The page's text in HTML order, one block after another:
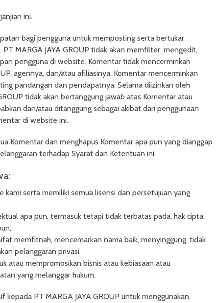
ini.
bagi pengguna untuk memposting serta bertukar
MARGA JAYA GROUP tidak akan memfilter, mengedit,
pengguna di website. Komentar tidak mencerminkan
agennya, dan/atau afiliasinya. Komentar mencerminkan
pandangan dan pendapatnya. Selama diizinkan oleh
tidak akan bertanggung jawab atas Komentar atau
dan/atau ditanggung sebagai akibat dari penggunaan
di website ini.
Komentar dan menghapus Komentar apa pun yang dianggap
terhadap Syarat dan Ketentuan ini.
serta memiliki semua lisensi dan persetujuan yang
apa pun, termasuk tetapi tidak terbatas pada, hak cipta,
memfitnah, mencemarkan nama baik, menyinggung, tidak
pelanggaran privasi.
atau mempromosikan bisnis atau kebiasaan atau
yang melanggar hukum.
PT MARGA JAYA GROUP untuk menggunakan,